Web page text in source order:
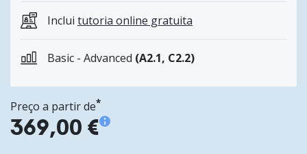
Inclui tutoria online gratuita
Basic - Advanced (A2.1, C2.2)
Preço a partir de*
369,00 €